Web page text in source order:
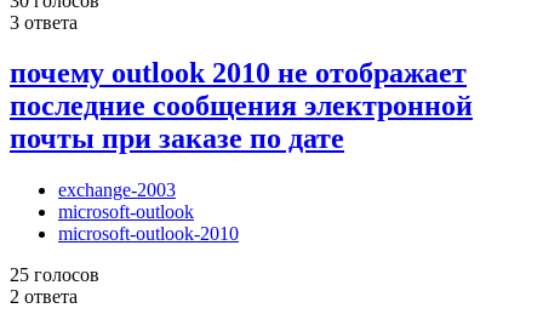
3 ответа
почему outlook 2010 не отображает
последние сообщения электронной
почты при заказе по дате
exchange-2003
microsoft-outlook
microsoft-outlook-2010
25 голосов
2 ответа